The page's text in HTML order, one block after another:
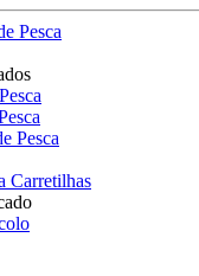
Pesca
Pesca
Carretilhas